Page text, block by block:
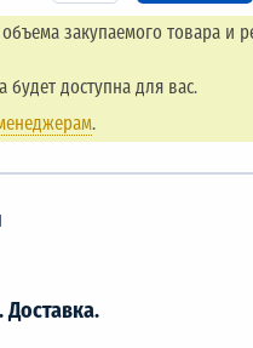
закупаемого товара и
будет доступна для вас.
.